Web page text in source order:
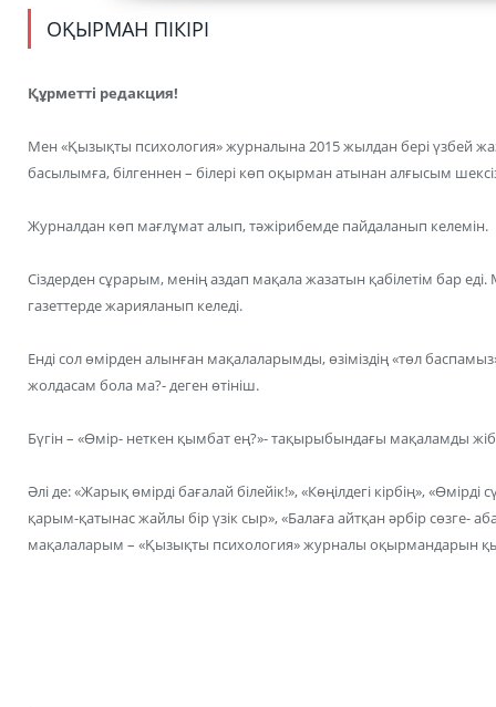
ОҚЫРМАН ПІКІРІ
Құрметті редакция!
Мен «Қызықты психология» журналына 2015 жылдан бері үзбей
басылымға, білгеннен – білері көп оқырман атынан алғысым
Журналдан көп мағлұмат алып, тәжірибемде пайдаланып келемін.
Сіздерден сұрарым, менің аздап мақала жазатын қабілетім бар
газеттерде жарияланып келеді.
Енді сол өмірден алынған мақалаларымды, өзіміздің «төл
жолдасам бола ма?- деген өтініш.
Бүгін – «Өмір- неткен қымбат ең?»- тақырыбындағы мақаламды
Әлі де: «Жарық өмірді бағалай білейік!», «Көңілдегі кірбің»,
қарым-қатынас жайлы бір үзік сыр», «Балаға айтқан әрбір сөзге-
мақалаларым – «Қызықты психология» журналы оқырмандарын